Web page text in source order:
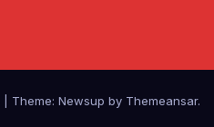
Theme: Newsup by Themeansar.